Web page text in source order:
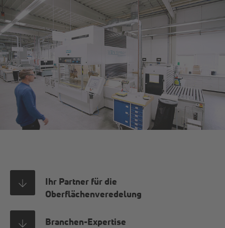
Ihr Partner für die
Oberflächenveredelung
Branchen-Expertise